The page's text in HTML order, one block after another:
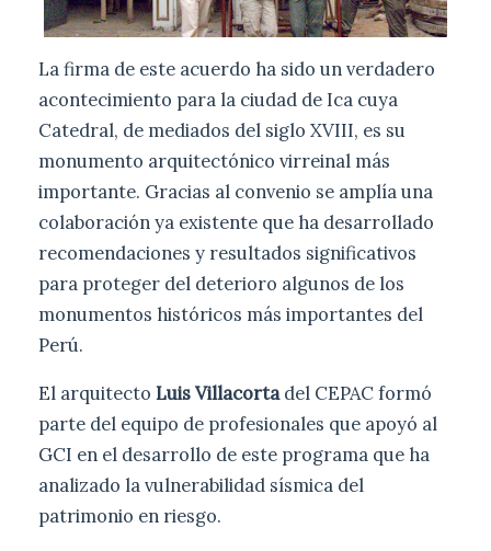
La firma de este acuerdo ha sido un verdadero
acontecimiento para la ciudad de Ica cuya
Catedral, de mediados del siglo XVIII, es su
monumento arquitectónico virreinal más
importante. Gracias al convenio se amplía una
colaboración ya existente que ha desarrollado
recomendaciones y resultados significativos
para proteger del deterioro algunos de los
monumentos históricos más importantes del
Perú.
El arquitecto Luis Villacortadel CEPAC formó
parte del equipo de profesionales que apoyó al
GCI en el desarrollo de este programa que ha
analizado la vulnerabilidad sísmica del
patrimonio en riesgo.